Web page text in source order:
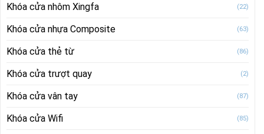
Khóa cửa nhôm Xingfa (22)
Khóa cửa nhựa Composite (63)
Khóa cửa thẻ từ (86)
Khóa cửa trượt quay (2)
Khóa cửa vân tay (87)
Khóa cửa Wifi (85)